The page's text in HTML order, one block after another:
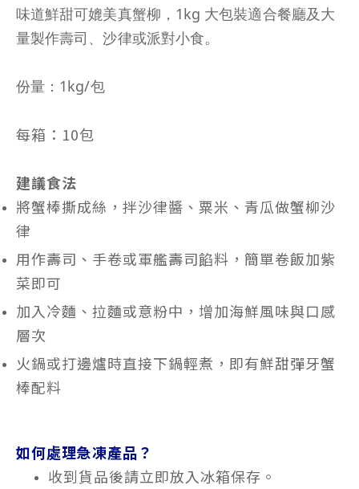
味道鮮甜可媲美真蟹柳，1kg 大包裝適合餐廳及大
量製作壽司、沙律或派對小食。
份量：1kg/包
每箱：10包
建議食法
將蟹棒撕成絲，拌沙律醬、粟米、青瓜做蟹柳沙
律​
用作壽司、手卷或軍艦壽司餡料，簡單卷飯加紫
菜即可​
加入冷麵、拉麵或意粉中，增加海鮮風味與口感
層次​
火鍋或打邊爐時直接下鍋輕煮，即有鮮甜彈牙蟹
棒配料
如何處理急凍產品？
收到貨品後請立即放入冰箱保存。